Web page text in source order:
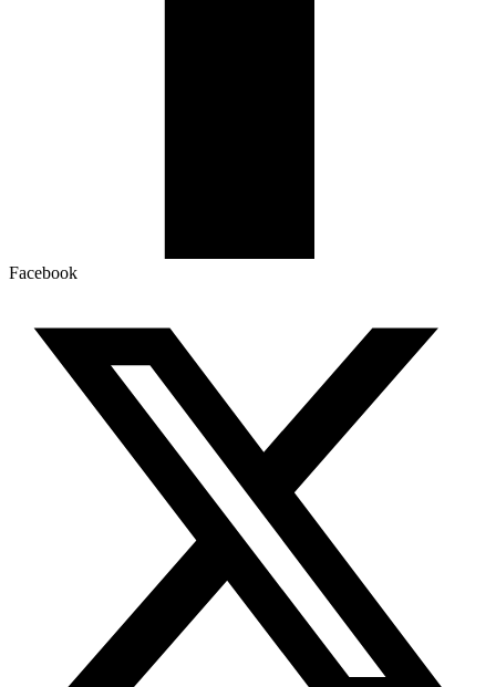
Facebook